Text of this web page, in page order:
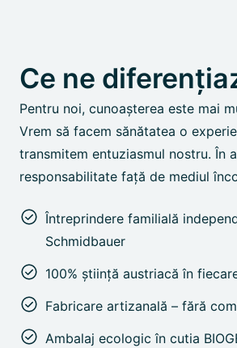
Ce ne
Pentru noi, cunoașterea este mai
Vrem să facem sănătatea o
transmitem entuziasmul nostru. În
responsabilitate față de mediul
Întreprindere familială
Schmidbauer
100% știință austriacă în
Fabricare artizanală – fără
Ambalaj ecologic în cutia